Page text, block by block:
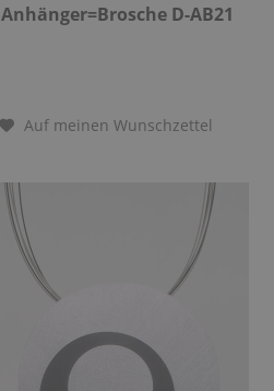
Anhänger=Brosche D-AB21
Auf meinen Wunschzettel